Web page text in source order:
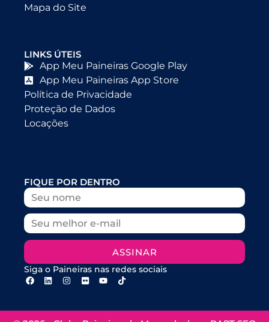
Mapa do Site
LINKS ÚTEIS
App Meu Paineiras Google Play
App Meu Paineiras App Store
Política de Privacidade
Proteção de Dados
Locações
FIQUE POR DENTRO
ASSINAR
Siga o Paineiras nas redes sociais